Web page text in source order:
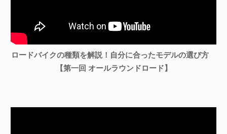
ロードバイクの種類を解説！自分に合ったモデルの選び方
【第一回 オールラウンドロード】